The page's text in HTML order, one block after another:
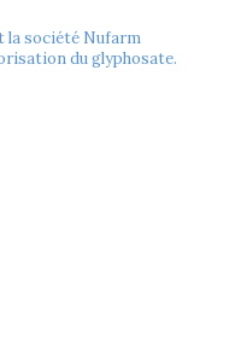
la société Nufarm
du glyphosate.